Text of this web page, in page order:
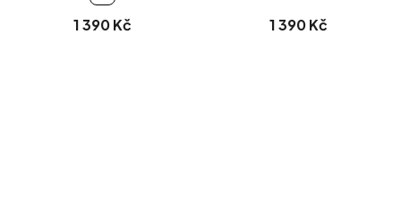
1 390 Kč 1 390 Kč